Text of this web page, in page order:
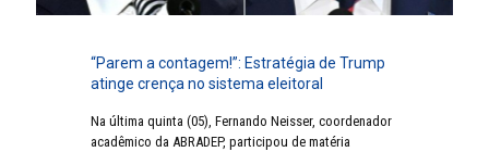
“Parem a contagem!”: Estratégia de Trump
atinge crença no sistema eleitoral
Na última quinta (05), Fernando Neisser, coordenador
acadêmico da ABRADEP, participou de matéria